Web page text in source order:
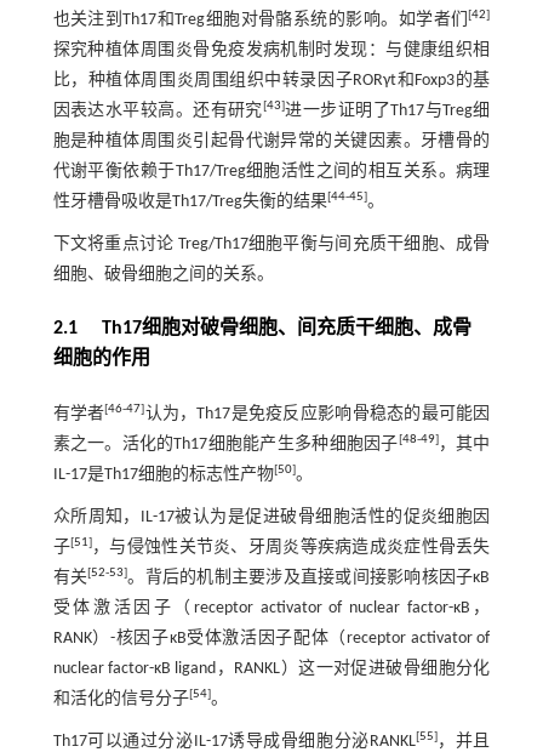
也关注到Th17和Treg细胞对骨骼系统的影响。如学者们[42]
探究种植体周围炎骨免疫发病机制时发现：与健康组织相
比，种植体周围炎周围组织中转录因子RORγt和Foxp3的基
因表达水平较高。还有研究[43]进一步证明了Th17与Treg细
胞是种植体周围炎引起骨代谢异常的关键因素。牙槽骨的
代谢平衡依赖于Th17/Treg细胞活性之间的相互关系。病理
性牙槽骨吸收是Th17/Treg失衡的结果[44-45]。
下文将重点讨论 Treg/Th17细胞平衡与间充质干细胞、成骨
细胞、破骨细胞之间的关系。
2.1 Th17细胞对破骨细胞、间充质干细胞、成骨
细胞的作用
有学者[46-47]认为，Th17是免疫反应影响骨稳态的最可能因
素之一。活化的Th17细胞能产生多种细胞因子[48-49]，其中
IL-17是Th17细胞的标志性产物[50]。
众所周知，IL-17被认为是促进破骨细胞活性的促炎细胞因
子[51]，与侵蚀性关节炎、牙周炎等疾病造成炎症性骨丢失
有关[52-53]。背后的机制主要涉及直接或间接影响核因子κB
受体激活因子（receptor activator of nuclear factor-κB，
RANK）-核因子κB受体激活因子配体（receptor activator of
nuclear factor-κB ligand，RANKL）这一对促进破骨细胞分化
和活化的信号分子[54]。
Th17可以通过分泌IL-17诱导成骨细胞分泌RANKL[55]，并且